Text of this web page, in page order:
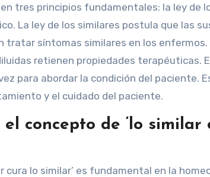
tres principios fundamentales: la ley de
La ley de los similares postula que las
tratar síntomas similares en los
retienen propiedades terapéuticas.
para abordar la condición del paciente.
y el cuidado del paciente.
concepto de ‘lo similar
cura lo similar’ es fundamental en la